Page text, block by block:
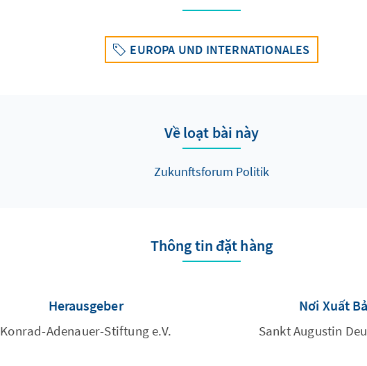
EUROPA UND INTERNATIONALES
Về loạt bài này
Zukunftsforum Politik
Thông tin đặt hàng
Herausgeber
Konrad-Adenauer-Stiftung e.V.
Nơi Xuất
Sankt Augustin